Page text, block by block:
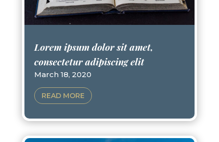
Lorem ipsum dolor sit amet,
consectetur adipiscing elit
March 18, 2020
READ MORE